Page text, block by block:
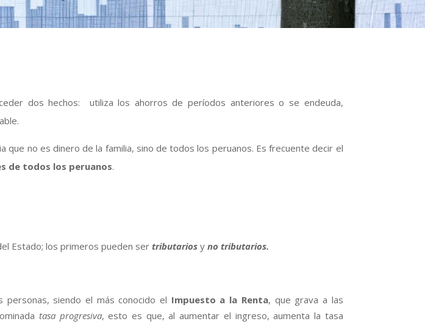
dos hechos: utiliza los ahorros de períodos anteriores o se endeuda,
que no es dinero de la familia, sino de todos los peruanos. Es frecuente decir el
de todos los peruanos.
Estado; los primeros pueden sertributarios yno tributarios.
siendo el más conocido el Impuesto a la Renta, que grava a las
tasa progresiva, esto es que, al aumentar el ingreso, aumenta la tasa